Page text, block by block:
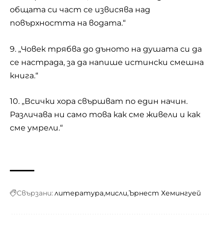
общата си част се извисява над
повърхността на водата.“
9. „Човек трябва до дъното на душата си да
се настрада, за да напише истински смешна
книга.“
10. „Всички хора свършват по един начин.
Различава ни само това как сме живeли и как
сме умрели.“
Свързани: литература мисли Ърнест Хемингуей